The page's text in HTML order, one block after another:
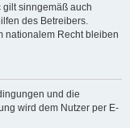
gilt sinngemäß auch
des Betreibers.
nationalem Recht bleiben
und die
wird dem Nutzer per E-